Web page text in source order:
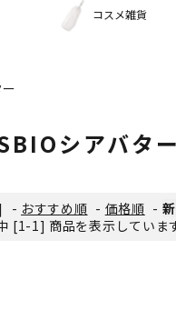
コスメ雑貨
シアバター
- おすすめ順 - 価格順 -
[1-1] 商品を表示していま